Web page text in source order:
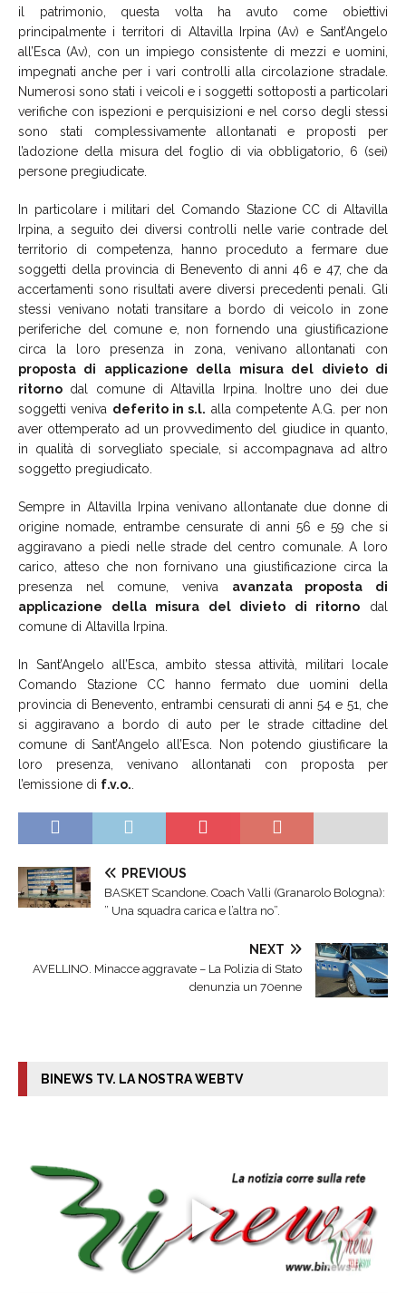
il patrimonio, questa volta ha avuto come obiettivi
principalmente i territori di Altavilla Irpina (Av) e Sant’Angelo
all’Esca (Av), con un impiego consistente di mezzi e uomini,
impegnati anche per i vari controlli alla circolazione stradale.
Numerosi sono stati i veicoli e i soggetti sottoposti a particolari
verifiche con ispezioni e perquisizioni e nel corso degli stessi
sono stati complessivamente allontanati e proposti per
l’adozione della misura del foglio di via obbligatorio, 6 (sei)
persone pregiudicate.
In particolare i militari del Comando Stazione CC di Altavilla
Irpina, a seguito dei diversi controlli nelle varie contrade del
territorio di competenza, hanno proceduto a fermare due
soggetti della provincia di Benevento di anni 46 e 47, che da
accertamenti sono risultati avere diversi precedenti penali. Gli
stessi venivano notati transitare a bordo di veicolo in zone
periferiche del comune e, non fornendo una giustificazione
circa la loro presenza in zona, venivano allontanati con
proposta di applicazione della misura del divieto di
ritorno dal comune di Altavilla Irpina. Inoltre uno dei due
soggetti veniva deferito in s.l. alla competente A.G. per non
aver ottemperato ad un provvedimento del giudice in quanto,
in qualità di sorvegliato speciale, si accompagnava ad altro
soggetto pregiudicato.
Sempre in Altavilla Irpina venivano allontanate due donne di
origine nomade, entrambe censurate di anni 56 e 59 che si
aggiravano a piedi nelle strade del centro comunale. A loro
carico, atteso che non fornivano una giustificazione circa la
presenza nel comune, veniva avanzata proposta di
applicazione della misura del divieto di ritorno dal
comune di Altavilla Irpina.
In Sant’Angelo all’Esca, ambito stessa attività, militari locale
Comando Stazione CC hanno fermato due uomini della
provincia di Benevento, entrambi censurati di anni 54 e 51, che
si aggiravano a bordo di auto per le strade cittadine del
comune di Sant’Angelo all’Esca. Non potendo giustificare la
loro presenza, venivano allontanati con proposta per
l’emissione di f.v.o.
PREVIOUS
BASKET Scandone. Coach Valli (Granarolo Bologna):
” Una squadra carica e l’altra no”.
NEXT
AVELLINO. Minacce aggravate – La Polizia di Stato
denunzia un 70enne
BINEWS TV. LA NOSTRA WEBTV